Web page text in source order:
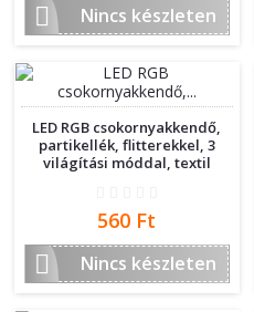
 Nincs készleten
LED RGB csokornyakkendő,
partikellék, flitterekkel, 3
világítási móddal, textil
Ár
560 Ft
 Nincs készleten